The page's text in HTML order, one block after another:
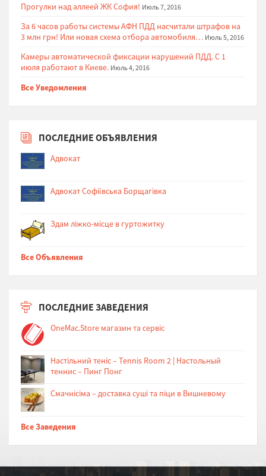
Прогулки над аллеей ЖК София! Июль 7, 2016
За 6 часов работы системы АФН ПДД насчитали штрафов на
3 млн грн! Или новая схема отбора автомобиля… Июль 5, 2016
Камеры автоматической фиксации нарушений ПДД. С 1
июля работают в Киеве. Июль 4, 2016
Все Уведомления
ПОСЛЕДНИЕ ОБЪЯВЛЕНИЯ
Адвокат
Адвокат Софіївська Борщагівка
Здам ліжко-місце в гуртожитку
Все Объявления
ПОСЛЕДНИЕ ЗАВЕДЕНИЯ
OneMac.Store магазин та сервіс
Настільний теніс – Tennis Room 2 | Настольный
теннис – Пинг Понг
Cмачнісіма – доставка суші та піци в Вишневому
Все Заведения